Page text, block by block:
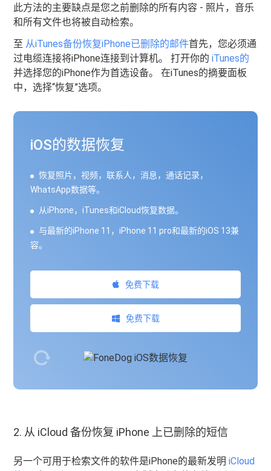
此方法的主要缺点是您之前删除的所有内容 - 照片，音乐
和所有文件也将被自动检索。
至 从iTunes备份恢复iPhone已删除的邮件首先，您必须通
过电缆连接将iPhone连接到计算机。 打开你的iTunes的
并选择您的iPhone作为首选设备。 在iTunes的摘要面板
中，选择“恢复”选项。
iOS的数据恢复
恢复照片，视频，联系人，消息，通话记录，
WhatsApp数据等。
从iPhone，iTunes和iCloud恢复数据。
与最新的iPhone 11，iPhone 11 pro和最新的iOS 13兼
容。
免费下载
免费下载
2. 从 iCloud 备份恢复 iPhone 上已删除的短信
另一个可用于检索文件的软件是iPhone的最新发明iCloud